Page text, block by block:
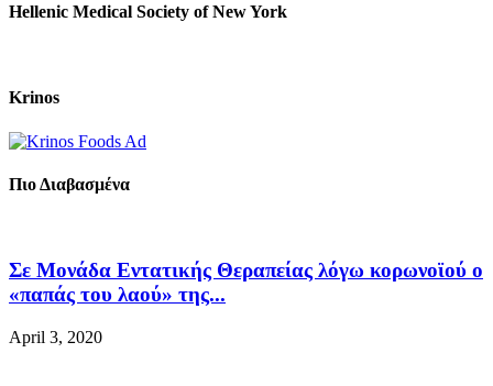
Hellenic Medical Society of New York
Krinos
Πιο Διαβασμένα
Σε Μονάδα Εντατικής Θεραπείας λόγω κορωνοϊού ο
«παπάς του λαού» της...
April 3, 2020